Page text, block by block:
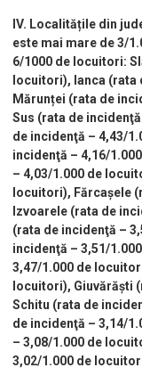
IV. Localitățile din
este mai mare de 3/
6/1000 de locuitori:
locuitori), Ianca
Mărunței (rata de
Sus (rata de
de incidenţă – 4,43/
incidenţă – 4,16/
– 4,03/1.000 de
locuitori), Fărcașele
Izvoarele (rata de
(rata de incidenţă –
incidenţă – 3,51/
3,47/1.000 de
locuitori), Giuvărăști
Schitu (rata de
de incidenţă – 3,14/
– 3,08/1.000 de
3,02/1.000 de